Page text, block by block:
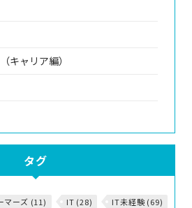
キャリア編）
タグ
マーズ (11) IT (28) IT未経験 (69)